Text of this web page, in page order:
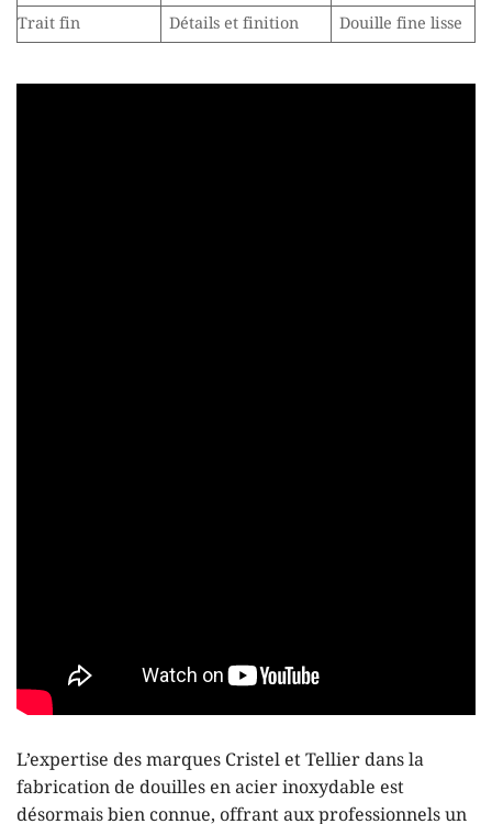
Trait fin Détails et finition Douille fine lisse
L’expertise des marques Cristel et Tellier dans la
fabrication de douilles en acier inoxydable est
désormais bien connue, offrant aux professionnels un